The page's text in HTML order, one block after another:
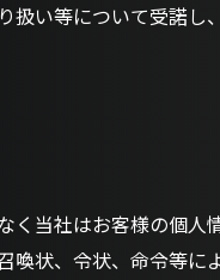
い等について受諾し
当社はお客様の個人
喚状、令状、命令等